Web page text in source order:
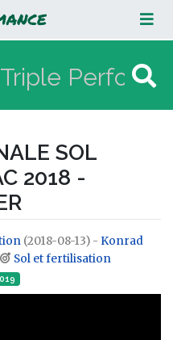
SOL VIVANT -
SCHREIBER
SOL
2018 -
(2018-08-13) - Konrad
Sol et fertilisation